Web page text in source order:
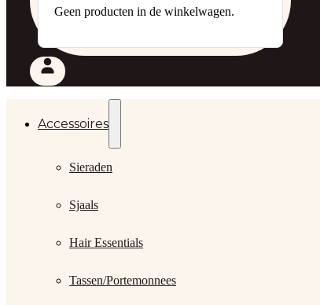
Geen producten in de winkelwagen.
Accessoires
Sieraden
Sjaals
Hair Essentials
Tassen/Portemonnees